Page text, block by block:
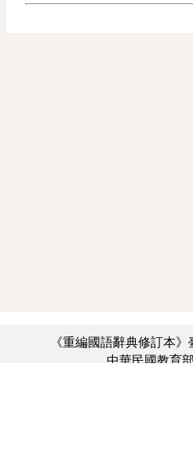
《重編國語辭典修訂本
中華民國教育